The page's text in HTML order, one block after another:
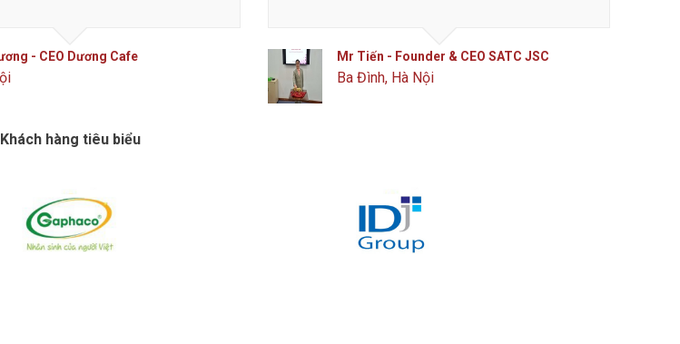
- Founder & CEO MengCha Utd
Hà Nội
Mr Tiến - Founder & CEO SATC JSC
Ba Đình, Hà Nội
Khách hàng tiêu biểu